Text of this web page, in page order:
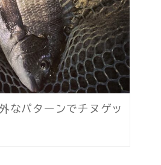
なパターンでチヌゲッ